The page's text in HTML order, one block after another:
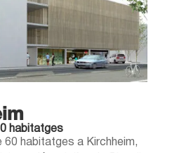
habitatges
60 habitatges a Kirchheim,